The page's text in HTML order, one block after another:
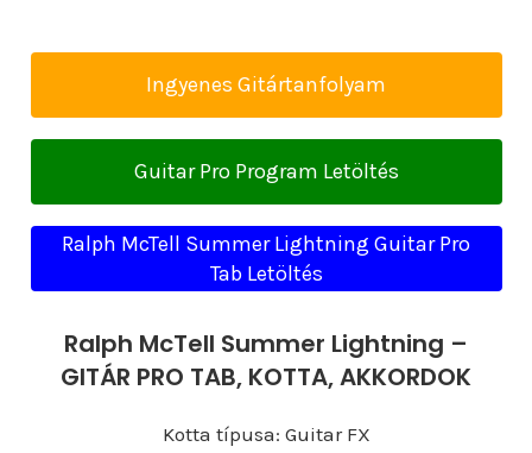
Ingyenes Gitártanfolyam
Guitar Pro Program Letöltés
Ralph McTell Summer Lightning Guitar Pro
Tab Letöltés
Ralph McTell Summer Lightning –
GITÁR PRO TAB, KOTTA, AKKORDOK
Kotta típusa: Guitar FX